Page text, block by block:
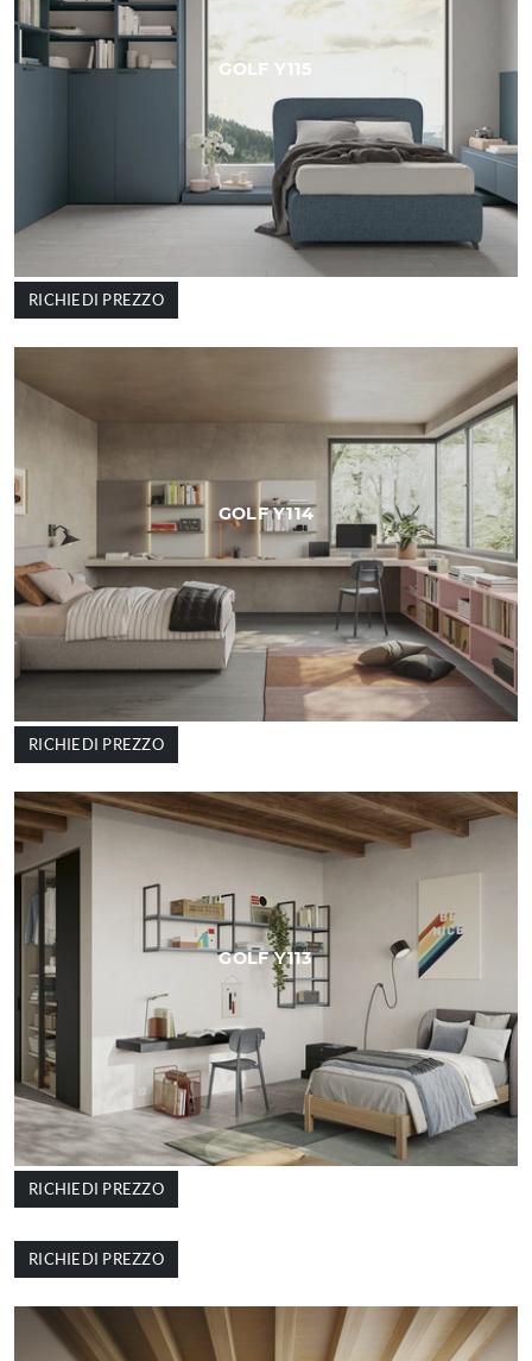
GOLF Y115
RICHIEDI PREZZO
GOLF Y114
RICHIEDI PREZZO
GOLF Y113
RICHIEDI PREZZO
RICHIEDI PREZZO